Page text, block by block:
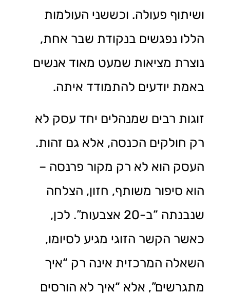
ושיתוף פעולה. וכששני העולמות
הללו נפגשים בנקודת שבר אחת,
נוצרת מציאות שמעט מאוד אנשים
באמת יודעים להתמודד איתה.
זוגות רבים שמנהלים יחד עסק לא
רק חולקים הכנסה, אלא גם זהות.
העסק הוא לא רק מקור פרנסה –
הוא סיפור משותף, חזון, הצלחה
שנבנתה “ב-20 אצבעות”. לכן,
כאשר הקשר הזוגי מגיע לסיומו,
השאלה המרכזית אינה רק “איך
מתגרשים”, אלא “איך לא הורסים